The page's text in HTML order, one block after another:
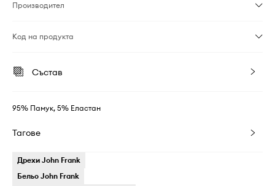
Производител
Код на продукта
Състав
95% Памук, 5% Еластан
Тагове
Дрехи John Frank
Бельо John Frank